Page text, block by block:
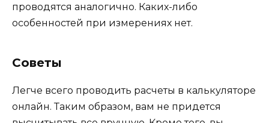
проводятся аналогично. Каких-либо
особенностей при измерениях нет.
Советы
Легче всего проводить расчеты в калькуляторе
онлайн. Таким образом, вам не придется